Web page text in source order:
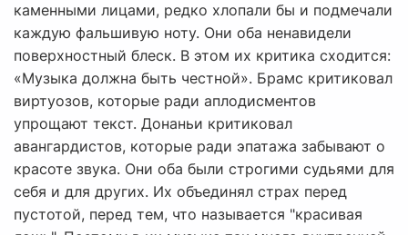
каменными лицами, редко хлопали бы и подмечали
каждую фальшивую ноту. Они оба ненавидели
поверхностный блеск. В этом их критика сходится:
«Музыка должна быть честной». Брамс критиковал
виртуозов, которые ради аплодисментов
упрощают текст. Донаньи критиковал
авангардистов, которые ради эпатажа забывают о
красоте звука. Они оба были строгими судьями для
себя и для других. Их объединял страх перед
пустотой, перед тем, что называется "красивая